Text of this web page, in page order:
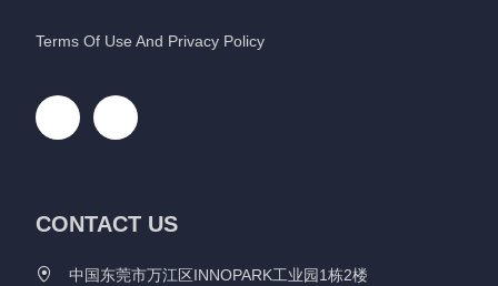
Terms Of Use And Privacy Policy
CONTACT US
中国东莞市万江区INNOPARK工业园1栋2楼